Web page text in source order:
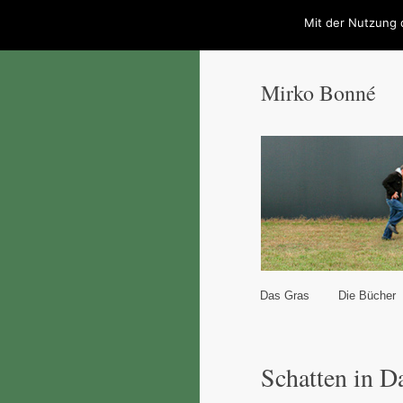
Mirko Bonné
Zum Inhalt wechseln
Zum sekundären
Das Gras Die Bücher
Schatten in
Mit der Nutzung